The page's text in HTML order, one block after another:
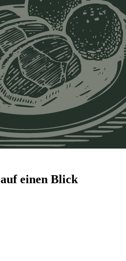
auf einen Blick